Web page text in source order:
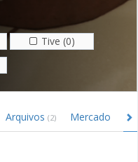
Tive (0)
Arquivos (2) Mercado